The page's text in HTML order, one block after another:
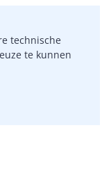
technische
te kunnen